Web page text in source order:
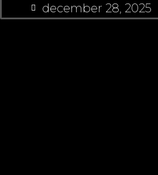
december 28, 2025